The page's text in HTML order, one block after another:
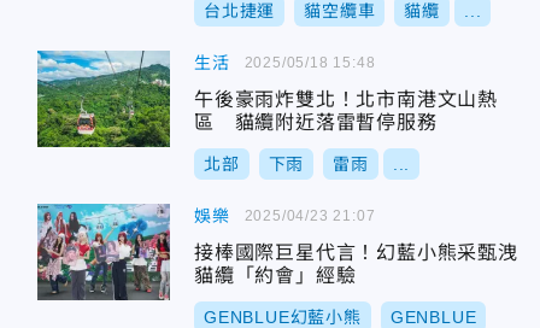
台北捷運 貓空纜車 貓纜
生活
午後豪雨炸雙北！北市南港文山熱
區 貓纜附近落雷暫停服務
北部 下雨 雷雨
2025/05/18 15:48
娛樂
接棒國際巨星代言！幻藍小熊采甄洩
貓纜「約會」經驗
GENBLUE幻藍小熊 GENBLUE
2025/04/23 21:07